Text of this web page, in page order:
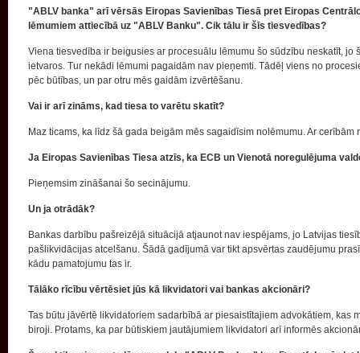
"ABLV banka" arī vērsās Eiropas Savienības Tiesā pret Eiropas
lēmumiem attiecībā uz "ABLV Banku". Cik tālu ir šīs tiesvedības?
Viena tiesvedība ir beigusies ar procesuālu lēmumu šo sūdzību neskatīt,
ietvaros. Tur nekādi lēmumi pagaidām nav pieņemti. Tādēļ viens no
pēc būtības, un par otru mēs gaidām izvērtēšanu.
Vai ir arī zināms, kad tiesa to varētu skatīt?
Maz ticams, ka līdz šā gada beigām mēs sagaidīsim nolēmumu. Ar cerībām
Ja Eiropas Savienības Tiesa atzīs, ka ECB un Vienotā noregulējuma
Pieņemsim zināšanai šo secinājumu.
Un ja otrādāk?
Bankas darbību pašreizējā situācijā atjaunot nav iespējams, jo Latvijas
pašlikvidācijas atcelšanu. Šādā gadījumā var tikt apsvērtas zaudējumu
kādu pamatojumu tas ir.
Tālāko rīcību vērtēsiet jūs kā likvidatori vai bankas akcionāri?
Tas būtu jāvērtē likvidatoriem sadarbībā ar piesaistītajiem advokātiem, kas
biroji. Protams, ka par būtiskiem jautājumiem likvidatori arī informēs